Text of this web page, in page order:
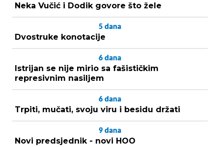
Neka Vučić i Dodik govore što žele
5 dana
Dvostruke konotacije
6 dana
Istrijan se nije mirio sa fašističkim
represivnim nasiljem
6 dana
Trpiti, mučati, svoju viru i besidu držati
9 dana
Novi predsjednik - novi HOO